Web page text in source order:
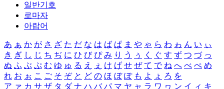
일반기호
로마자
아랍어
あ ぁ か が さ ざ た だ な は ば ぱ ま や ゃ ら わ ゎ ん い ぃ
き ぎ し じ ち ぢ に ひ び ぴ み り う ぅ く ぐ す ず つ づ っ
ぬ ふ ぶ ぷ む ゆ ゅ る え ぇ け げ せ ぜ て で ね へ べ ぺ め
れ お ぉ こ ご そ ぞ と ど の ほ ぼ ぽ も よ ょ ろ を
ア ァ カ サ ザ タ ダ ナ ハ バ パ マ ヤ ャ ラ ワ ヮ ン イ ィ キ